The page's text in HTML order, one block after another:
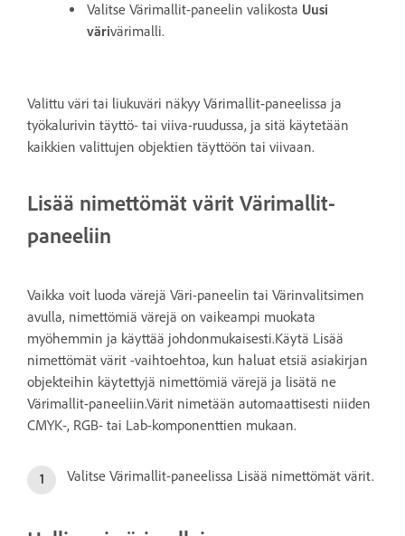
Valitse Värimallit-paneelin valikosta Uusi
värivärimalli.
Valittu väri tai liukuväri näkyy Värimallit-paneelissa ja
työkalurivin täyttö- tai viiva-ruudussa, ja sitä käytetään
kaikkien valittujen objektien täyttöön tai viivaan.
Lisää nimettömät värit Värimallit-
paneeliin
Vaikka voit luoda värejä Väri-paneelin tai Värinvalitsimen
avulla, nimettömiä värejä on vaikeampi muokata
myöhemmin ja käyttää johdonmukaisesti.Käytä Lisää
nimettömät värit -vaihtoehtoa, kun haluat etsiä asiakirjan
objekteihin käytettyjä nimettömiä värejä ja lisätä ne
Värimallit-paneeliin.Värit nimetään automaattisesti niiden
CMYK-, RGB- tai Lab-komponenttien mukaan.
Valitse Värimallit-paneelissa Lisää nimettömät värit.